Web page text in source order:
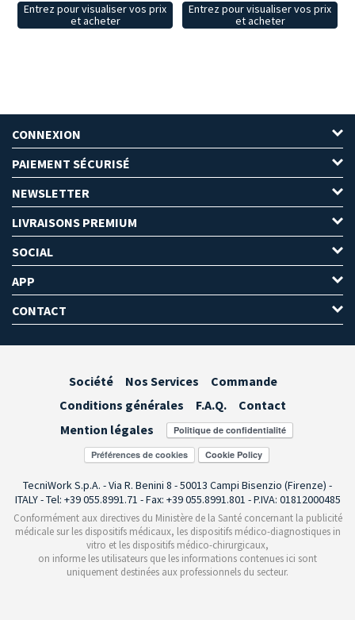
Entrez pour visualiser vos prix
et acheter
Entrez pour visualiser vos prix
et acheter
CONNEXION
PAIEMENT SÉCURISÉ
NEWSLETTER
LIVRAISONS PREMIUM
SOCIAL
APP
CONTACT
Société Nos Services
Commande
Conditions générales
F.A.Q.
Contact
Mention légales
Préférences de cookies
TecniWork S.p.A. - Via R. Benini 8 - 50013 Campi Bisenzio (Firenze) -
ITALY - Tel: +39 055.8991.71 - Fax: +39 055.8991.801 - P.IVA: 01812000485
Conformément aux directives du Ministère de la Santé concernant la publicité
médicale sur les dispositifs médicaux, les dispositifs médico-diagnostiques in
vitro et les dispositifs médico-chirurgicaux,
on informe les utilisateurs que les informations contenues ici sont
uniquement destinées aux professionnels du secteur.